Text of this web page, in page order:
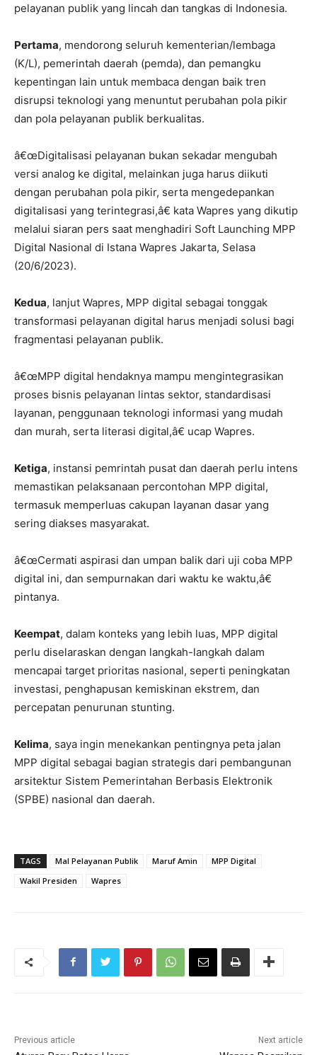
pelayanan publik yang lincah dan tangkas di Indonesia.
Pertama, mendorong seluruh kementerian/lembaga
(K/L), pemerintah daerah (pemda), dan pemangku
kepentingan lain untuk membaca dengan baik tren
disrupsi teknologi yang menuntut perubahan pola pikir
dan pola pelayanan publik berkualitas.
â€œDigitalisasi pelayanan bukan sekadar mengubah
versi analog ke digital, melainkan juga harus diikuti
dengan perubahan pola pikir, serta mengedepankan
digitalisasi yang terintegrasi,â€ kata Wapres yang dikutip
melalui siaran pers saat menghadiri Soft Launching MPP
Digital Nasional di Istana Wapres Jakarta, Selasa
(20/6/2023).
Kedua, lanjut Wapres, MPP digital sebagai tonggak
transformasi pelayanan digital harus menjadi solusi bagi
fragmentasi pelayanan publik.
â€œMPP digital hendaknya mampu mengintegrasikan
proses bisnis pelayanan lintas sektor, standardisasi
layanan, penggunaan teknologi informasi yang mudah
dan murah, serta literasi digital,â€ ucap Wapres.
Ketiga, instansi pemrintah pusat dan daerah perlu intens
memastikan pelaksanaan percontohan MPP digital,
termasuk memperluas cakupan layanan dasar yang
sering diakses masyarakat.
â€œCermati aspirasi dan umpan balik dari uji coba MPP
digital ini, dan sempurnakan dari waktu ke waktu,â€
pintanya.
Keempat, dalam konteks yang lebih luas, MPP digital
perlu diselaraskan dengan langkah-langkah dalam
mencapai target prioritas nasional, seperti peningkatan
investasi, penghapusan kemiskinan ekstrem, dan
percepatan penurunan stunting.
Kelima, saya ingin menekankan pentingnya peta jalan
MPP digital sebagai bagian strategis dari pembangunan
arsitektur Sistem Pemerintahan Berbasis Elektronik
(SPBE) nasional dan daerah.
TAGS Mal Pelayanan Publik Maruf Amin
MPP Digital
Wakil Presiden
Wapres
Previous article Next article